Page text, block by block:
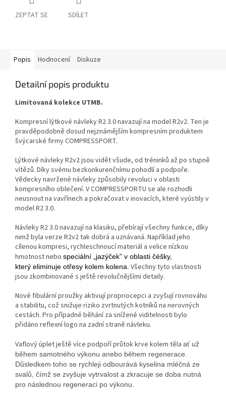
ZEPTAT SE SDÍLET
Popis Hodnocení Diskuze
Detailní popis produktu
Limitovaná kolekce UTMB.
Kompresní lýtkové návleky R2 3.0 navazují na model R2v2. Ten je
pravděpodobně dosud nejznámějším kompresním produktem
švýcarské firmy COMPRESSPORT.
Lýtkové návleky R2v2 jsou vidět všude, od tréninků až po stupně
vítězů. Díky svému bezkonkurenčnímu pohodlí a podpoře.
Vědecky navržené návleky způsobily revoluci v oblasti
kompresního oblečení. V COMPRESSPORTU se ale rozhodli
neusnout na vavřínech a pokračovat v inovacích, které vyústily v
model R2 3.0.
Návleky R2 3.0 navazují na klasiku, přebírají všechny funkce, díky
nimž byla verze R2v2 tak dobrá a uznávaná. Například jeho
cílenou kompresi, rychleschnoucí materiál a velice nízkou
hmotnost nebo speciální „jazýček” v oblasti čéšky,
který eliminuje otřesy kolem kolena. Všechny tyto vlastnosti
jsou zkombinované s ještě revolučnějšími detaily.
Nové fibulární proužky aktivují propriocepci a zvyšují rovnováhu
a stabilitu, což snižuje riziko zvrtnutých kotníků na nerovných
cestách. Pro případné běhání za snížené viditelnosti bylo
přidáno reflexní logo na zadní straně návleku.
Vaflový úplet ještě více podpoří průtok krve kolem těla ať už
během samotného výkonu anebo během regenerace.
Důsledkem toho se rychleji odbourává kyselina mléčná ze
svalů, čímž se zvyšuje vytrvalost a zkracuje se doba nutná
pro následnou regeneraci po výkonu.